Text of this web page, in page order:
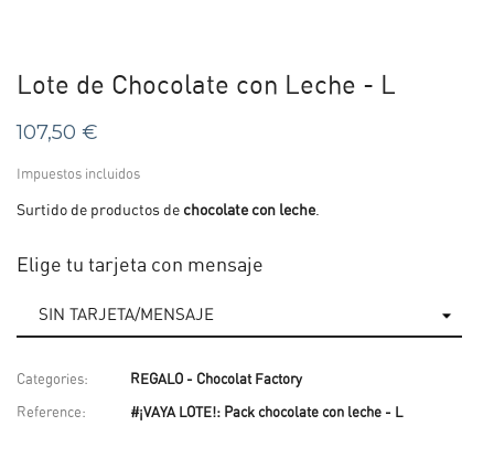
Lote de Chocolate con Leche - L
107,50 €
Impuestos incluidos
Surtido de productos de chocolate con leche.
Elige tu tarjeta con mensaje
Categories: REGALO - Chocolat Factory
Reference: #¡VAYA LOTE!: Pack chocolate con leche - L